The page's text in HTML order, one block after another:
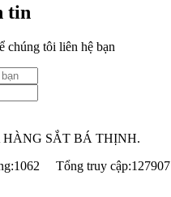
tin
chúng tôi liên hệ bạn
HÀNG SẮT BÁ THỊNH.
Tổng truy cập:127907